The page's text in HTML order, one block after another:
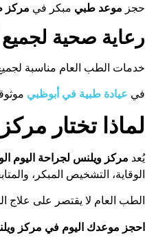
حجز موعد طبي مبكر في مركز
رعاية صحية لجميع
خدمات الطب العام مناسبة
في عيادة طبية في أبوظبي
لماذا تختار
يُعد مركز ويلنس لجراحة اليوم
الوقاية، التشخيص المبكر،
الطب العام لا يقتصر على
احجز موعدك اليوم في مركز